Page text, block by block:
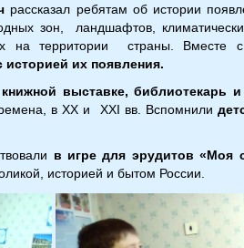
рассказал ребятам об истории
зон, ландшафтов,
на территории страны. Вместе
историей их появления.
выставке, библиотекарь
в XX и XXI вв. Вспомнили
в игре для эрудитов «Моя
историей и бытом России.